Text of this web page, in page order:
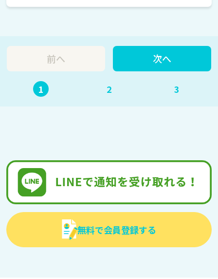
前へ
1 2 3
次へ
無料で会員登録する